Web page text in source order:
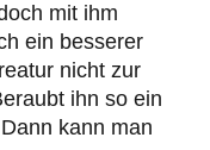
mit ihm
ein besserer
nicht zur
ihn so ein
kann man